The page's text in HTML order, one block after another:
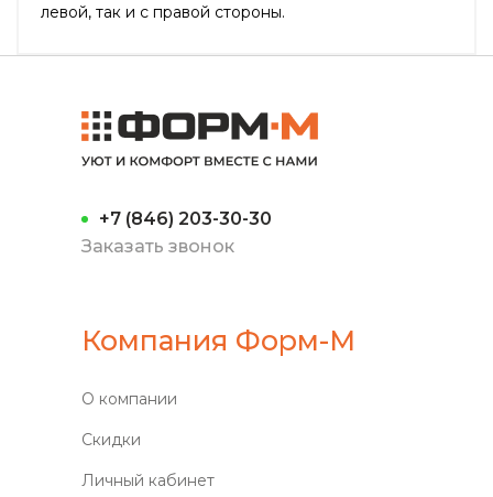
левой, так и с правой стороны.
+7 (846) 203-30-30
Заказать звонок
Компания Форм-М
О компании
Скидки
Личный кабинет